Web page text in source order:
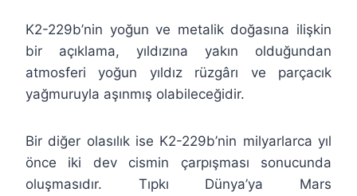
K2-229b’nin yoğun ve metalik doğasına ilişkin
bir açıklama, yıldızına yakın olduğundan
atmosferi yoğun yıldız rüzgârı ve parçacık
yağmuruyla aşınmış olabileceğidir.
Bir diğer olasılık ise K2-229b’nin milyarlarca yıl
önce iki dev cismin çarpışması sonucunda
oluşmasıdır. Tıpkı Dünya’ya Mars